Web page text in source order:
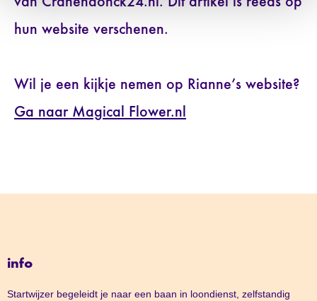
hun website verschenen.
Wil je een kijkje nemen op Rianne’s website?
Ga naar Magical Flower.nl
info
Startwijzer begeleidt je naar een baan in loondienst, zelfstandig